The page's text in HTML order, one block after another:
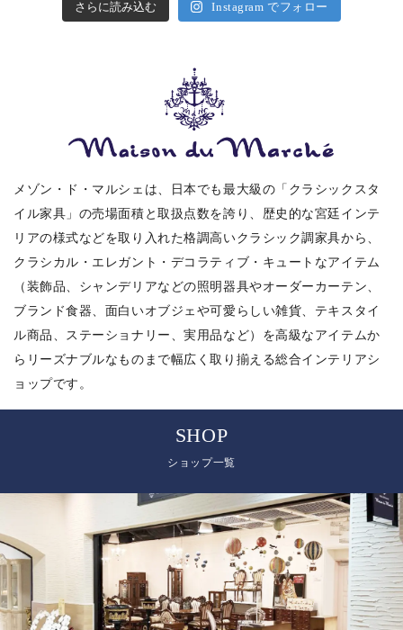
さらに読み込む Instagram でフォロー
メゾン・ド・マルシェは、日本でも最大級の「クラシックスタ
イル家具」の売場面積と取扱点数を誇り、歴史的な宮廷インテ
リアの様式などを取り入れた格調高いクラシック調家具から、
クラシカル・エレガント・デコラティブ・キュートなアイテム
（装飾品、シャンデリアなどの照明器具やオーダーカーテン、
ブランド食器、面白いオブジェや可愛らしい雑貨、テキスタイ
ル商品、ステーショナリー、実用品など）を高級なアイテムか
らリーズナブルなものまで幅広く取り揃える総合インテリアシ
ョップです。
SHOP
ショップ一覧